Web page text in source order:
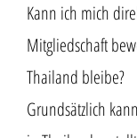
Kann ich mich
Mitgliedschaft
Thailand bleibe?
Grundsätzlich